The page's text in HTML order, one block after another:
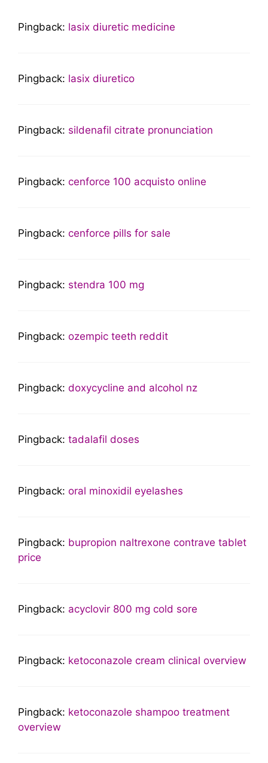
Pingback: lasix diuretic medicine
Pingback: lasix diuretico
Pingback: sildenafil citrate pronunciation
Pingback: cenforce 100 acquisto online
Pingback: cenforce pills for sale
Pingback: stendra 100 mg
Pingback: ozempic teeth reddit
Pingback: doxycycline and alcohol nz
Pingback: tadalafil doses
Pingback: oral minoxidil eyelashes
Pingback: bupropion naltrexone contrave tablet
price
Pingback: acyclovir 800 mg cold sore
Pingback: ketoconazole cream clinical overview
Pingback: ketoconazole shampoo treatment
overview